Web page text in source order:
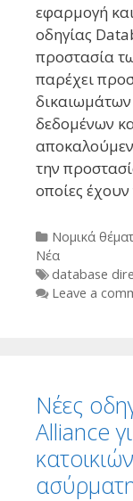
εφαρμογή
οδηγίας
προστασία
παρέχει
δικαιωμάτων
δεδομένων
την
οποίες
Categories
Νομικά
Νέα
Tags
database
Leave a
Νέες
Alliance